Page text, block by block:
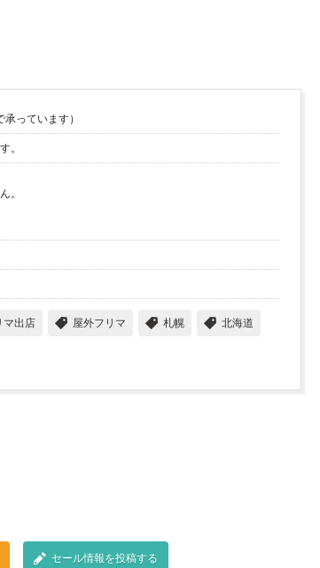
っています）
。
。
マ出店 屋外フリマ 札幌 北海道
セール情報を投稿する